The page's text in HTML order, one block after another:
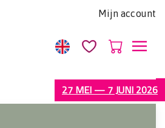
Mijn account
27 MEI — 7 JUNI 2026